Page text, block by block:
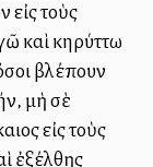
εἰς τοὺς
καὶ κηρύττω
βλέπουν
μὴ σὲ
εἰς τοὺς
ἐξέλθῃς